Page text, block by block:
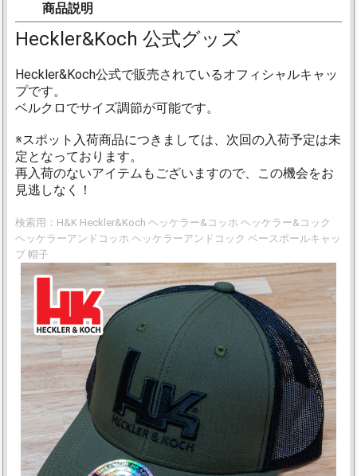
商品説明
Heckler&Koch 公式グッズ
Heckler&Koch公式で販売されているオフィシャルキャッ
プです。
ベルクロでサイズ調節が可能です。
※スポット入荷商品につきましては、次回の入荷予定は未
定となっております。
再入荷のないアイテムもございますので、この機会をお
見逃しなく！
検索用：H&K Heckler&Koch ヘッケラー&コッホ ヘッケラー&コック
ヘッケラーアンドコッホ ヘッケラーアンドコック ベースボールキャッ
プ 帽子